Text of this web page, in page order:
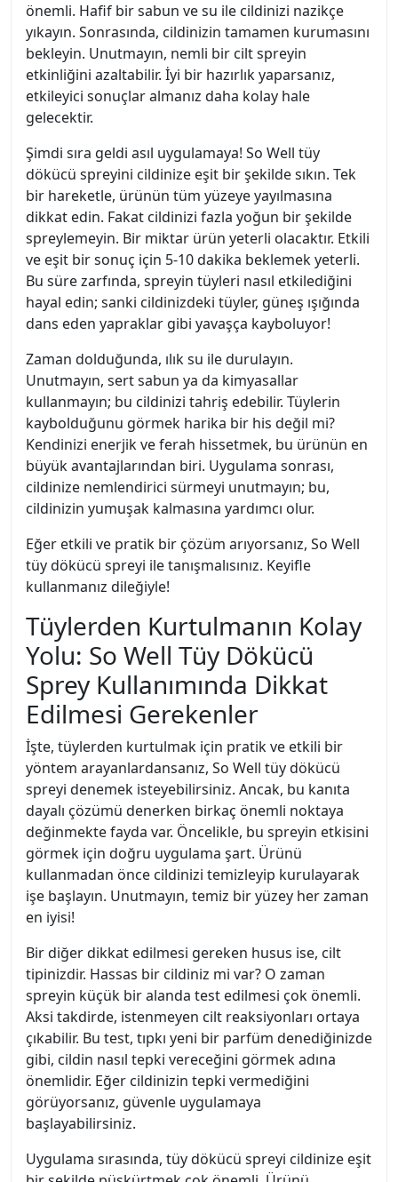
önemli. Hafif bir sabun ve su ile cildinizi nazikçe
yıkayın. Sonrasında, cildinizin tamamen kurumasını
bekleyin. Unutmayın, nemli bir cilt spreyin
etkinliğini azaltabilir. İyi bir hazırlık yaparsanız,
etkileyici sonuçlar almanız daha kolay hale
gelecektir.
Şimdi sıra geldi asıl uygulamaya! So Well tüy
dökücü spreyini cildinize eşit bir şekilde sıkın. Tek
bir hareketle, ürünün tüm yüzeye yayılmasına
dikkat edin. Fakat cildinizi fazla yoğun bir şekilde
spreylemeyin. Bir miktar ürün yeterli olacaktır. Etkili
ve eşit bir sonuç için 5-10 dakika beklemek yeterli.
Bu süre zarfında, spreyin tüyleri nasıl etkilediğini
hayal edin; sanki cildinizdeki tüyler, güneş ışığında
dans eden yapraklar gibi yavaşça kayboluyor!
Zaman dolduğunda, ılık su ile durulayın.
Unutmayın, sert sabun ya da kimyasallar
kullanmayın; bu cildinizi tahriş edebilir. Tüylerin
kaybolduğunu görmek harika bir his değil mi?
Kendinizi enerjik ve ferah hissetmek, bu ürünün en
büyük avantajlarından biri. Uygulama sonrası,
cildinize nemlendirici sürmeyi unutmayın; bu,
cildinizin yumuşak kalmasına yardımcı olur.
Eğer etkili ve pratik bir çözüm arıyorsanız, So Well
tüy dökücü spreyi ile tanışmalısınız. Keyifle
kullanmanız dileğiyle!
Tüylerden Kurtulmanın Kolay
Yolu: So Well Tüy Dökücü
Sprey Kullanımında Dikkat
Edilmesi Gerekenler
İşte, tüylerden kurtulmak için pratik ve etkili bir
yöntem arayanlardansanız, So Well tüy dökücü
spreyi denemek isteyebilirsiniz. Ancak, bu kanıta
dayalı çözümü denerken birkaç önemli noktaya
değinmekte fayda var. Öncelikle, bu spreyin etkisini
görmek için doğru uygulama şart. Ürünü
kullanmadan önce cildinizi temizleyip kurulayarak
işe başlayın. Unutmayın, temiz bir yüzey her zaman
en iyisi!
Bir diğer dikkat edilmesi gereken husus ise, cilt
tipinizdir. Hassas bir cildiniz mi var? O zaman
spreyin küçük bir alanda test edilmesi çok önemli.
Aksi takdirde, istenmeyen cilt reaksiyonları ortaya
çıkabilir. Bu test, tıpkı yeni bir parfüm denediğinizde
gibi, cildin nasıl tepki vereceğini görmek adına
önemlidir. Eğer cildinizin tepki vermediğini
görüyorsanız, güvenle uygulamaya
başlayabilirsiniz.
Uygulama sırasında, tüy dökücü spreyi cildinize eşit